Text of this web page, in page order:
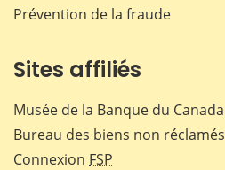
Prévention de la fraude
Sites affiliés
Musée de la Banque du Canada
Bureau des biens non réclamés
Connexion FSP